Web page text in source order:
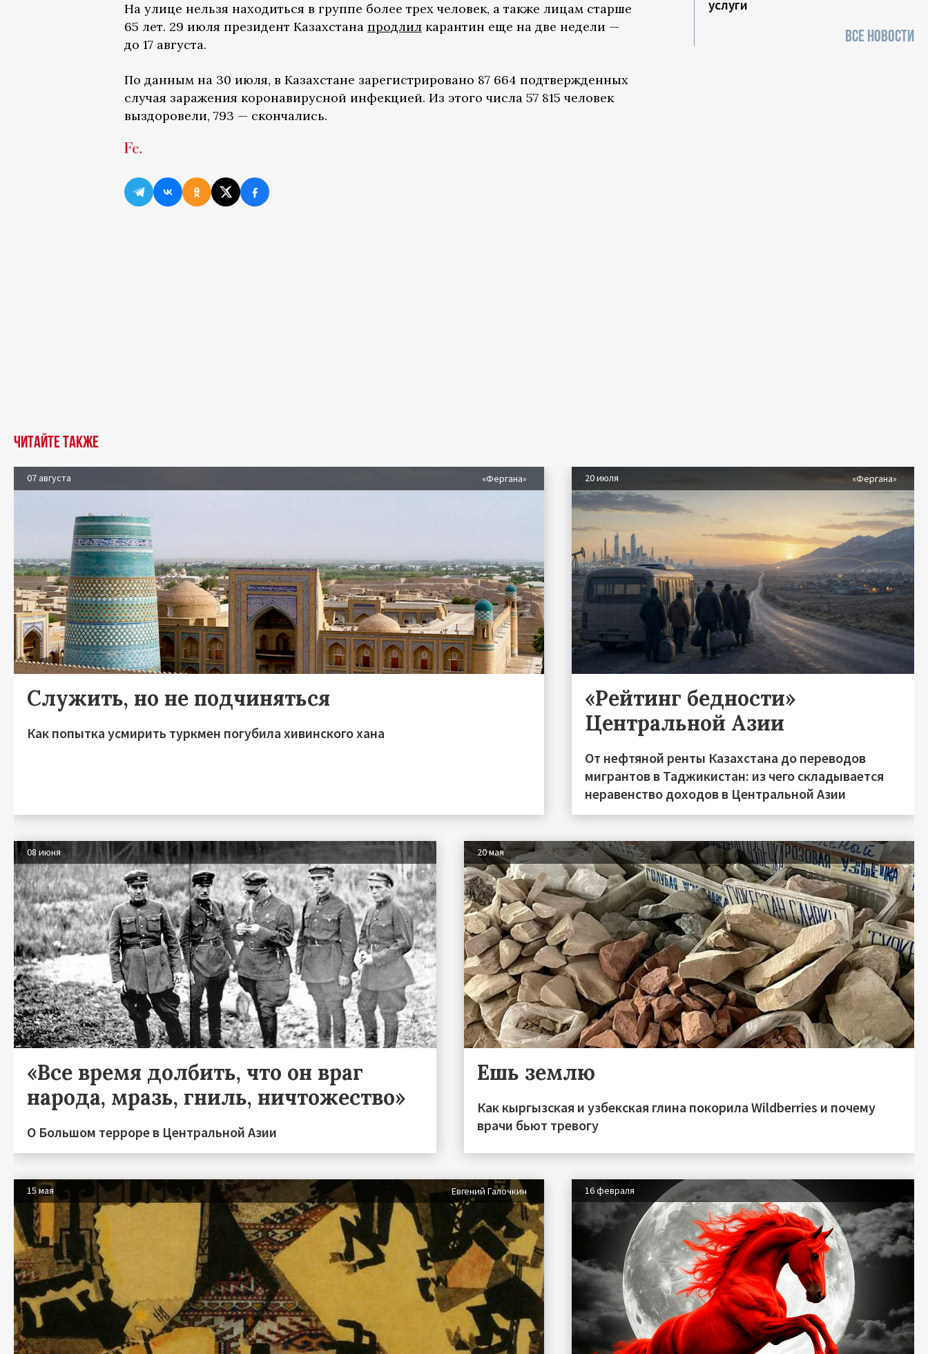
На улице нельзя находиться в группе более трех человек, а также лицам старше
65 лет. 29 июля президент Казахстана продлил карантин еще на две недели —
до 17 августа.
По данным на 30 июля, в Казахстане зарегистрировано 87 664 подтвержденных
случая заражения коронавирусной инфекцией. Из этого числа 57 815 человек
выздоровели, 793 — скончались.
услуги
ВСЕ НОВОСТИ
Читайте также
07 августа «Фергана»
Служить, но не подчиняться
Как попытка усмирить туркмен погубила хивинского хана
20 июля «Фергана»
«Рейтинг бедности»
Центральной Азии
От нефтяной ренты Казахстана до переводов
мигрантов в Таджикистан: из чего складывается
неравенство доходов в Центральной Азии
08 июня
«Все время долбить, что он враг
народа, мразь, гниль, ничтожество»
О Большом терроре в Центральной Азии
20 мая
Ешь землю
Как кыргызская и узбекская глина покорила Wildberries и почему
врачи бьют тревогу
15 мая Евгений Галочкин 16 февраля